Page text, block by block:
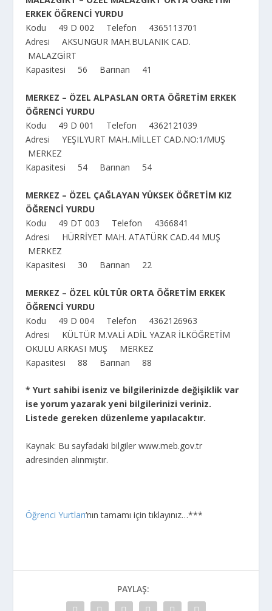
ERKEK ÖĞRENCİ YURDU
Kodu 49 D 002 Telefon 4365113701
Adresi AKSUNGUR MAH.BULANIK CAD.
MALAZGİRT
Kapasitesi 56 Barınan 41
MERKEZ – ÖZEL ALPASLAN ORTA ÖĞRETİM ERKEK
ÖĞRENCİ YURDU
Kodu 49 D 001 Telefon 4362121039
Adresi YEŞILYURT MAH..MİLLET CAD.NO:1/MUŞ
MERKEZ
Kapasitesi 54 Barınan 54
MERKEZ – ÖZEL ÇAĞLAYAN YÜKSEK ÖĞRETİM KIZ
ÖĞRENCİ YURDU
Kodu 49 DT 003 Telefon 4366841
Adresi HÜRRİYET MAH. ATATÜRK CAD.44 MUŞ
MERKEZ
Kapasitesi 30 Barınan 22
MERKEZ – ÖZEL KÜLTÜR ORTA ÖĞRETİM ERKEK
ÖĞRENCİ YURDU
Kodu 49 D 004 Telefon 4362126963
Adresi KÜLTÜR M.VALİ ADİL YAZAR İLKÖĞRETİM
OKULU ARKASI MUŞ MERKEZ
Kapasitesi 88 Barınan 88
* Yurt sahibi iseniz ve bilgilerinizde değişiklik var
ise yorum yazarak yeni bilgilerinizi veriniz.
Listede gereken düzenleme yapılacaktır.
Kaynak: Bu sayfadaki bilgiler www.meb.gov.tr
adresinden alınmıştır.
Öğrenci Yurtları‘nın tamamı için tıklayınız…***
PAYLAŞ: